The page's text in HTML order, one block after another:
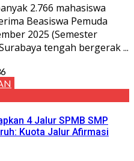
2.766 mahasiswa
Beasiswa Pemuda
2025 (Semester
tengah bergerak ...
4 Jalur SPMB SMP
Kuota Jalur Afirmasi